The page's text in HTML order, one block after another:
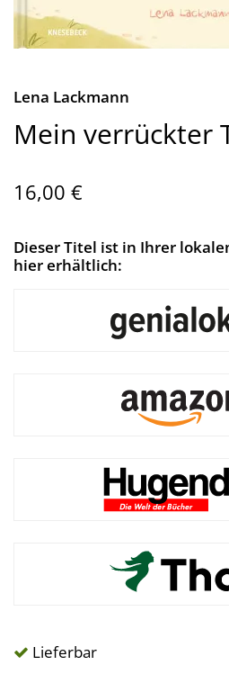
Lena Lackmann
Mein verrückter
16,00 €
Dieser Titel ist in Ihrer
hier erhältlich:
Lieferbar